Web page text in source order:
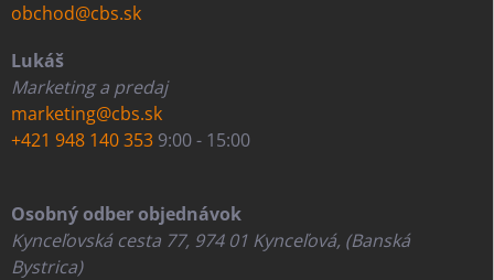
obchod@cbs.sk
Lukáš
Marketing a predaj
marketing@cbs.sk
+421 948 140 353 9:00 - 15:00
Osobný odber objednávok
Kynceľovská cesta 77, 974 01 Kynceľová, (Banská
Bystrica)